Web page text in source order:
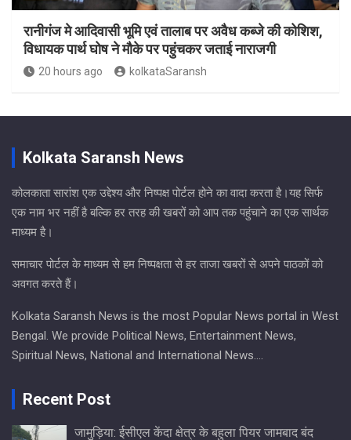
रानीगंज मे आदिवासी भूमि एवं तालाब पर अवैध कब्जे की कोशिश,
विधायक पार्थ घोष ने मौके पर पहुंचकर जताई नाराजगी
20 hours ago kolkataSaransh
Kolkata Saransh News
कोलकाता सारांश एक उद्देश्य और निष्पक्ष पोर्टल होने का वादा करता है।यह सिर्फ
एक नाम भर नहीं है बल्कि हर तरह की खबरों को आप तक पहुंचाने का एक सार्थक
माध्यम है।
समाचार पोर्टल के माध्यम से हम निष्पक्षता से हर ताजा खबरों से अपने पाठकों को
अवगत करते हैं।
Kolkata Saransh News is the most Popular News portal in West
Bengal. We provide Political News, Entertainment News,
Spiritual News, National and International News….
Recent Post
जामुड़िया: ईसीएल केंदा क्षेत्र के बहुला पियर जामबाद बंद